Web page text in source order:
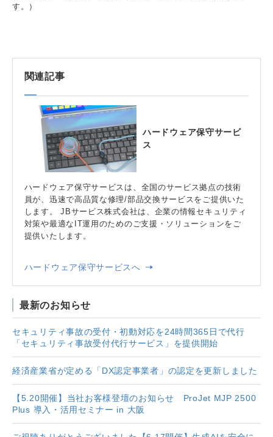
す。）
関連記事
ハードウェア保守サービ
ス
ハードウェア保守サービスは、全国のサービス拠点の技術
員が、迅速で高品質な修理/部品交換サービスをご提供いた
します。 JBサービス株式会社は、企業の情報セキュリティ
対策や最適なIT運用のためのご支援・ソリューションをご
提供いたします。
ハードウェア保守サービスへ
最新のお知らせ
セキュリティ事故の受付・初動対応を24時間365日で代行
「セキュリティ事故受付代行サービス」を提供開始
経済産業省が定める「DX認定事業者」の認定を更新しました
【5.20開催】当社お客様登壇のお知らせ ProJet MJP 2500
Plus 導入・活用セミナー in 大阪